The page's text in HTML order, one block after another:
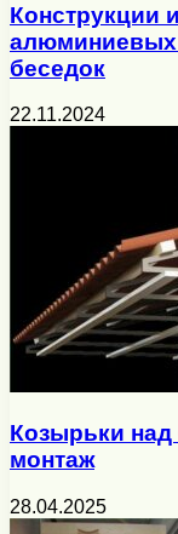
Конструкции
алюминиевых
беседок
22.11.2024
Козырьки
монтаж
28.04.2025